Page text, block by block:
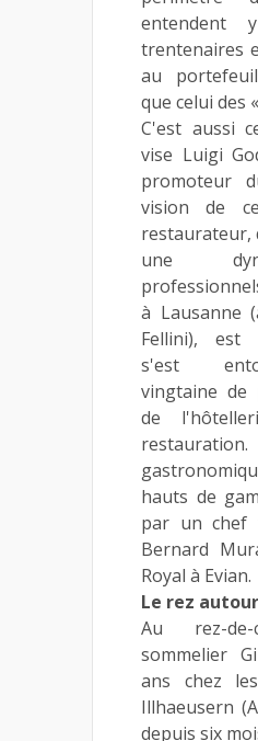
entendent
trentenaires
au
que celui des
C'est aussi
vise Luigi
promoteur
vision de
restaurateur,
une
à Lausanne
Fellini), est
s'est
vingtaine de
de
hauts de
par un chef
Bernard
Royal à Evian.
Le rez
Au rez-de-
sommelier
ans chez
Illhaeusern
depuis six